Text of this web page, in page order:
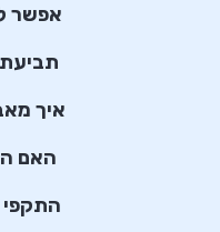
אפשר
תביעת
איך
האם
התקפי